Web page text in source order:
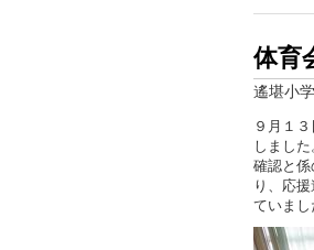
体育
遙堪小
９月１
しまし
確認と
り、応
ていま